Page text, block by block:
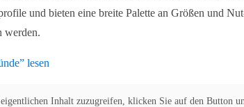
und bieten eine breite Palette an Größen und
werden.
lesen
Inhalt zuzugreifen, klicken Sie auf den Button